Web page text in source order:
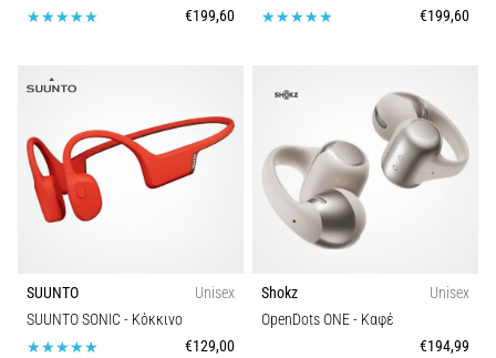
€199,60
€199,60
SUUNTO
Unisex
SUUNTO SONIC - Κόκκινο
€129,00
Shokz
Unisex
OpenDots ONE- Καφέ
€194,99